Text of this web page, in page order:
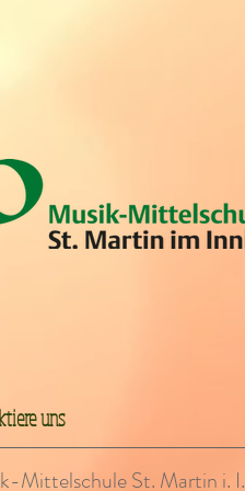
uns
Mittelschule St. Martin i. I.